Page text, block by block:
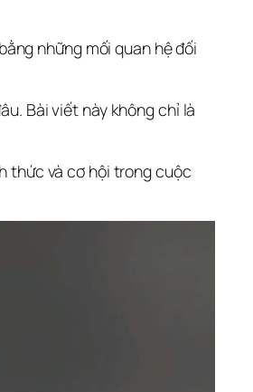
những mối quan hệ đối
Bài viết này không chỉ là
thức và cơ hội trong cuộc